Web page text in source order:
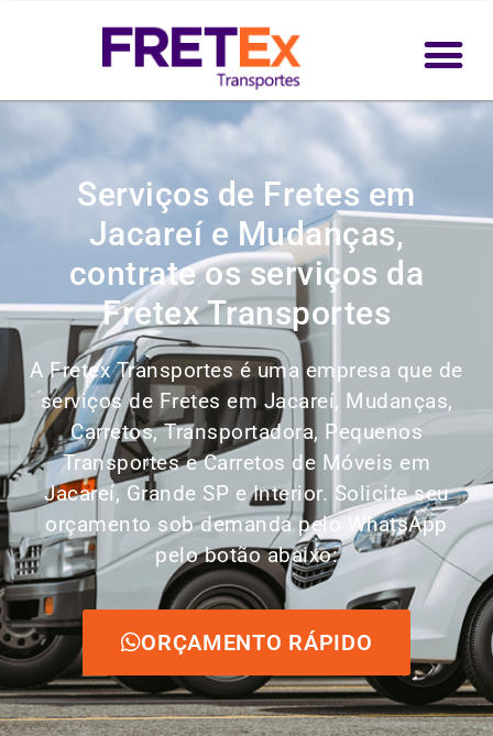
Serviços de Fretes em
Jacareí e Mudanças,
contrate os serviços da
Fretex Transportes
A Fretex Transportes é uma empresa que de
serviços de Fretes em Jacareí, Mudanças,
Carretos, Transportadora, Pequenos
Transportes e Carretos de Móveis em
Jacareí, Grande SP e Interior. Solicite seu
orçamento sob demanda pelo WhatsApp
pelo botão abaixo:
ORÇAMENTO RÁPIDO